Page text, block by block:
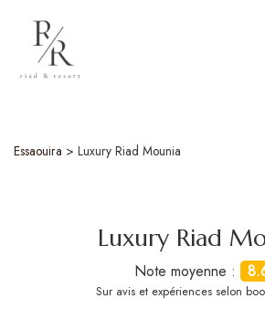
Essaouira > Luxury Riad Mounia
Luxury Riad
Note moyenne :
Sur avis et expériences selon